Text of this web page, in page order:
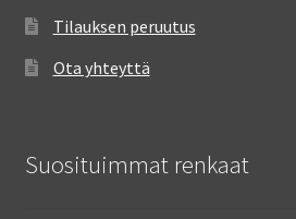
Tilauksen peruutus
Ota yhteyttä
Suosituimmat renkaat